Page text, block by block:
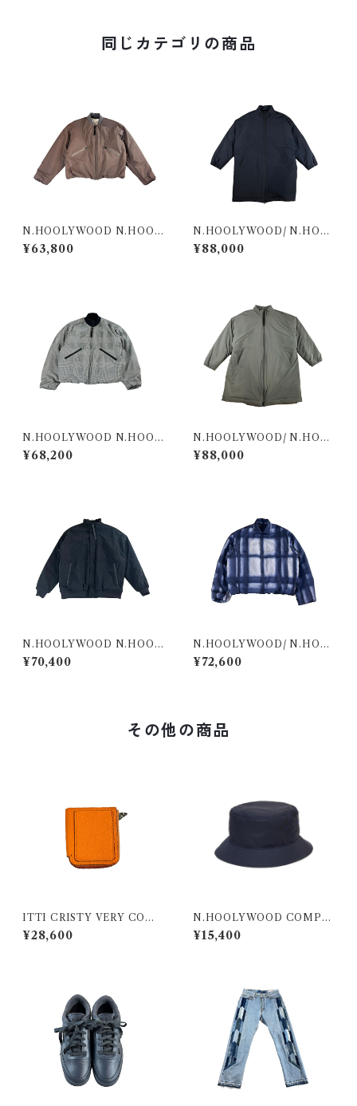
同じカテゴリの商品
N.HOOLYWOOD N.HOOL
YWOOD COMPILE JACK
ETS & OUTERWEARS BLO
¥63,800
N.HOOLYWOOD/ N.HOO
LYWOOD COMPILE/ JAC
KETS & OUTERWEARS/ O
¥88,000
N.HOOLYWOOD N.HOOL
YWOOD COMPILE JACK
ETS & OUTERWEARS BLO
¥68,200
N.HOOLYWOOD/ N.HOO
LYWOOD COMPILE/ JAC
KETS & OUTERWEARS/ O
¥88,000
N.HOOLYWOOD N.HOOL
YWOOD COMPILE JACK
ETS & OUTERWEARS BLO
¥70,400
N.HOOLYWOOD/ N.HOO
LYWOOD COMPILE/ JAC
KETS & OUTERWEARS/BL
¥72,600
その他の商品
ITTI CRISTY VERY COMP
ACT WLT .5 / DIPLO FJOR
D ITTI-WLT-001.5-D
¥28,600
N.HOOLYWOOD COMPIL
E コラボバケットハット2241-
AC02-peg(ネイビー)
¥15,400